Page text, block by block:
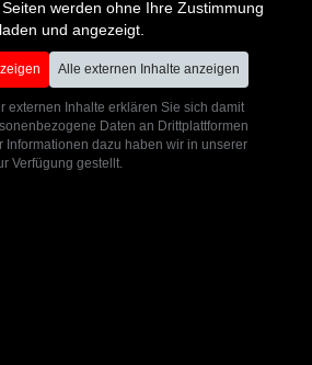
werden ohne Ihre Zustimmung
und angezeigt.
Alle externen Inhalte anzeigen
externen Inhalte erklären Sie sich damit
Daten an Drittplattformen
Informationen dazu haben wir in unserer
Verfügung gestellt.